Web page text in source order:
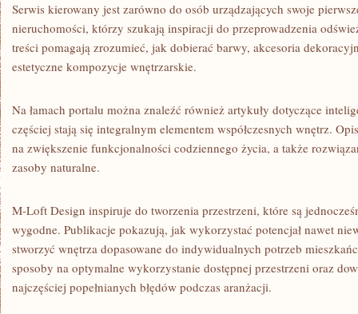
Serwis kierowany jest zarówno do osób urządzających swoje
nieruchomości, którzy szukają inspiracji do przeprowadzenia
treści pomagają zrozumieć, jak dobierać barwy, akcesoria
estetyczne kompozycje wnętrzarskie.
Na łamach portalu można znaleźć również artykuły dotyczące
częściej stają się integralnym elementem współczesnych wnętrz.
na zwiększenie funkcjonalności codziennego życia, a także
zasoby naturalne.
M-Loft Design inspiruje do tworzenia przestrzeni, które są
wygodne. Publikacje pokazują, jak wykorzystać potencjał nawet
stworzyć wnętrza dopasowane do indywidualnych potrzeb
sposoby na optymalne wykorzystanie dostępnej przestrzeni oraz
najczęściej popełnianych błędów podczas aranżacji.